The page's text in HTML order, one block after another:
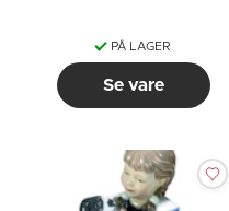
PÅ LAGER
Se vare